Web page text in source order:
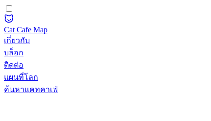
Cat Cafe Map
เกี่ยวกับ
บล็อก
ติดต่อ
แผนที่โลก
ค้นหาแคทคาเฟ่